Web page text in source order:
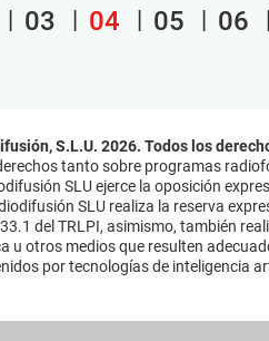
03 04 05 06
S.L.U. 2026. Todos los
tanto sobre programas
SLU ejerce la oposición
SLU realiza la reserva
del TRLPI, asimismo, también
u otros medios que resulten
por tecnologías de inteligencia